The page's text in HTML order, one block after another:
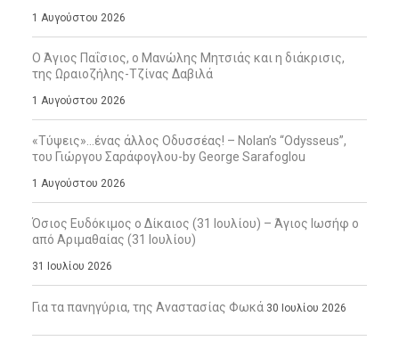
1 Αυγούστου 2026
Ο Άγιος Παΐσιος, ο Μανώλης Μητσιάς και η διάκρισις,
της Ωραιοζήλης-Τζίνας Δαβιλά
1 Αυγούστου 2026
«Τύψεις»…ένας άλλος Οδυσσέας! – Nolan’s “Odysseus”,
του Γιώργου Σαράφογλου-by George Sarafoglou
1 Αυγούστου 2026
Όσιος Ευδόκιμος ο Δίκαιος (31 Ιουλίου) – Άγιος Ιωσήφ ο
από Αριμαθαίας (31 Ιουλίου)
31 Ιουλίου 2026
Για τα πανηγύρια, της Αναστασίας Φωκά 30 Ιουλίου 2026